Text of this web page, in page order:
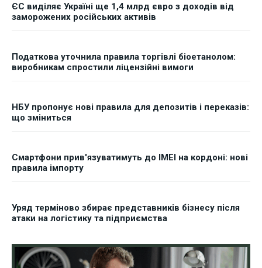
ЄС виділяє Україні ще 1,4 млрд євро з доходів від
заморожених російських активів
Податкова уточнила правила торгівлі біоетанолом:
виробникам спростили ліцензійні вимоги
НБУ пропонує нові правила для депозитів і переказів:
що зміниться
Смартфони прив'язуватимуть до IMEI на кордоні: нові
правила імпорту
Уряд терміново збирає представників бізнесу після
атаки на логістику та підприємства